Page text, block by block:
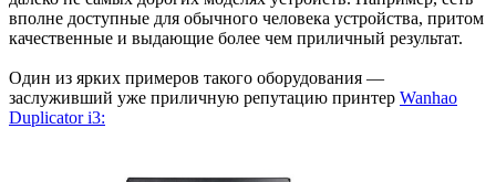
вполне доступные для обычного человека устройства, притом
качественные и выдающие более чем приличный результат.
Один из ярких примеров такого оборудования —
заслуживший уже приличную репутацию принтер Wanhao
Duplicator i3: